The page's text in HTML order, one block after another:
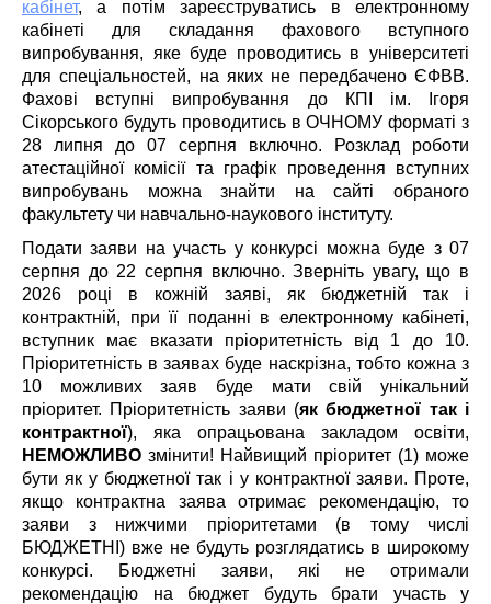
кабінет, а потім зареєструватись в електронному
кабінеті для складання фахового вступного
випробування, яке буде проводитись в університеті
для спеціальностей, на яких не передбачено ЄФВВ.
Фахові вступні випробування до КПІ ім. Ігоря
Сікорського будуть проводитись в ОЧНОМУ форматі з
28 липня до 07 серпня включно. Розклад роботи
атестаційної комісії та графік проведення вступних
випробувань можна знайти на сайті обраного
факультету чи навчально-наукового інституту.
Подати заяви на участь у конкурсі можна буде з 07
серпня до 22 серпня включно. Зверніть увагу, що в
2026 році в кожній заяві, як бюджетній так і
контрактній, при її поданні в електронному кабінеті,
вступник має вказати пріоритетність від 1 до 10.
Пріоритетність в заявах буде наскрізна, тобто кожна з
10 можливих заяв буде мати свій унікальний
пріоритет. Пріоритетність заяви (як бюджетної так і
контрактної), яка опрацьована закладом освіти,
НЕМОЖЛИВО змінити! Найвищий пріоритет (1) може
бути як у бюджетної так і у контрактної заяви. Проте,
якщо контрактна заява отримає рекомендацію, то
заяви з нижчими пріоритетами (в тому числі
БЮДЖЕТНІ) вже не будуть розглядатись в широкому
конкурсі. Бюджетні заяви, які не отримали
рекомендацію на бюджет будуть брати участь у